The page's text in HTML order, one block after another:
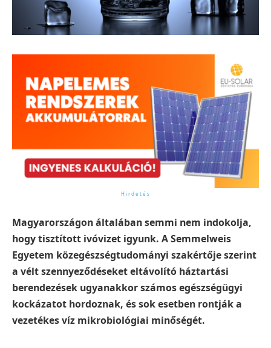
Magyarországon általában semmi nem indokolja,
hogy tisztított ivóvizet igyunk. A Semmelweis
Egyetem közegészségtudományi szakértője szerint
a vélt szennyeződéseket eltávolító háztartási
berendezések ugyanakkor számos egészségügyi
kockázatot hordoznak, és sok esetben rontják a
vezetékes víz mikrobiológiai minőségét.